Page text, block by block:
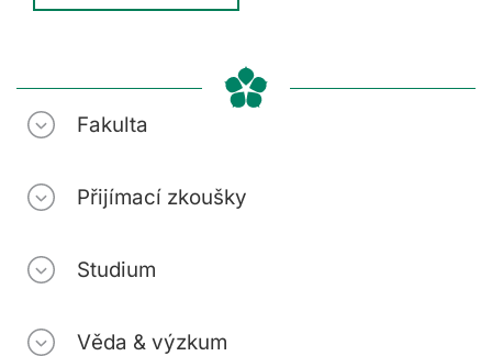
Fakulta
Přijímací zkoušky
Studium
Věda & výzkum